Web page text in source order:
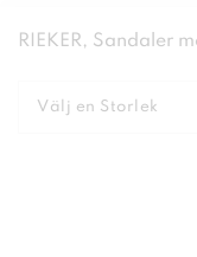
RIEKER, Sandaler
Välj en Storlek